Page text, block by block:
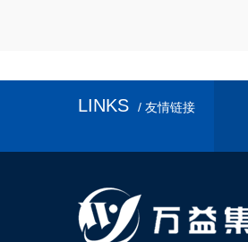
LINKS / 友情链接